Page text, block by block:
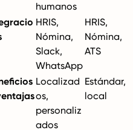
humanos
HRIS,
Nómina,
Slack,
WhatsApp
HRIS,
Nómina,
ATS
Localizad
os,
personaliz
ados
Estándar,
local